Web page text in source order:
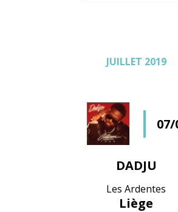
JUILLET 2019
07/
DADJU
Les Ardentes
Liège